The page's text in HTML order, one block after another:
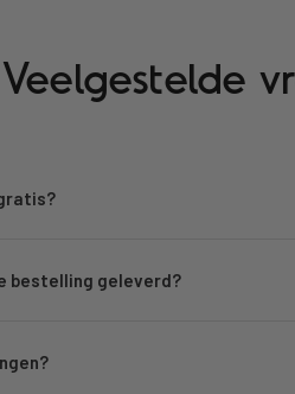
Veelgestelde
bestelling geleverd?